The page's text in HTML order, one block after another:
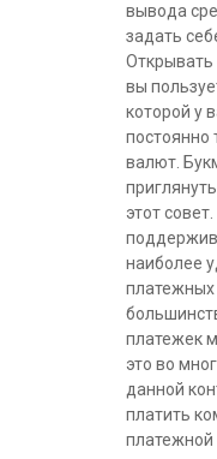
вывода
задать
Открывать
вы
которой у
постоянно
валют.
этот
наиболее
платежных
платежек
это во
данной
платить
платежной